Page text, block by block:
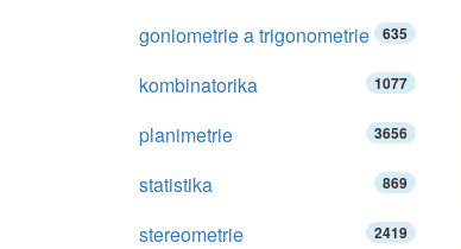
goniometrie a trigonometrie 635
kombinatorika 1077
planimetrie 3656
statistika 869
stereometrie 2419